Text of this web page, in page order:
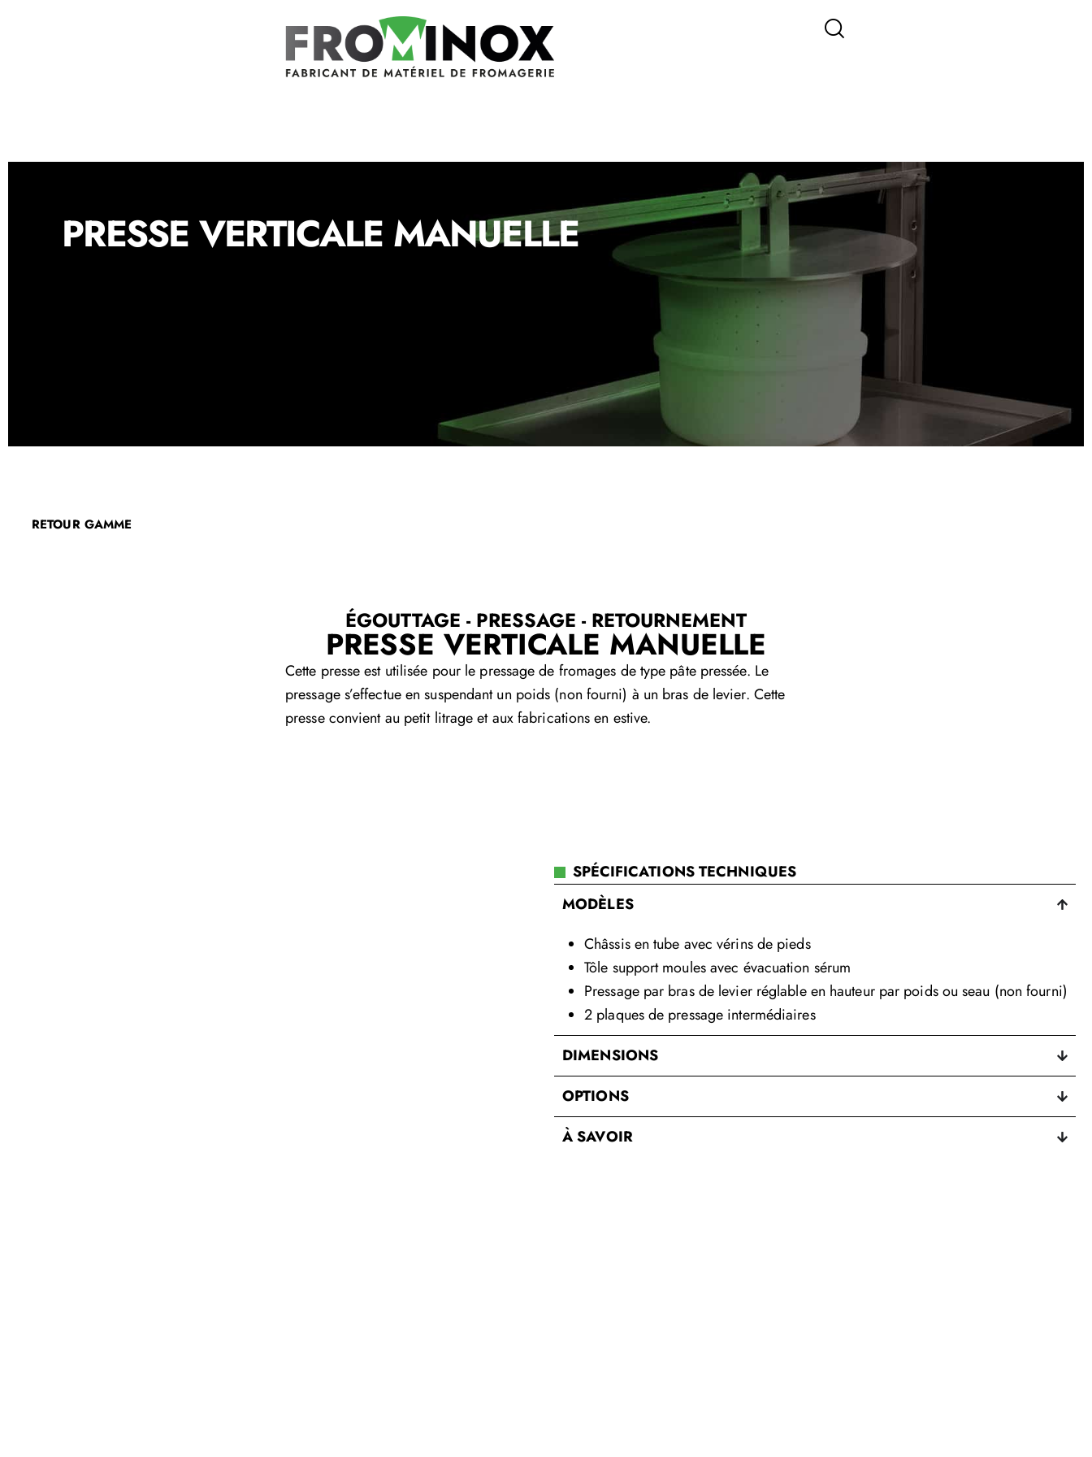
PRESSE VERTICALE MANUELLE
RETOUR GAMME
ÉGOUTTAGE - PRESSAGE - RETOURNEMENT
PRESSE VERTICALE MANUELLE
Cette presse est utilisée pour le pressage de fromages de type pâte pressée. Le
pressage s’effectue en suspendant un poids (non fourni) à un bras de levier. Cette
presse convient au petit litrage et aux fabrications en estive.
SPÉCIFICATIONS TECHNIQUES
MODÈLES
Châssis en tube avec vérins de pieds
Tôle support moules avec évacuation sérum
Pressage par bras de levier réglable en hauteur par poids ou seau (non fourni)
2 plaques de pressage intermédiaires
DIMENSIONS
OPTIONS
À SAVOIR